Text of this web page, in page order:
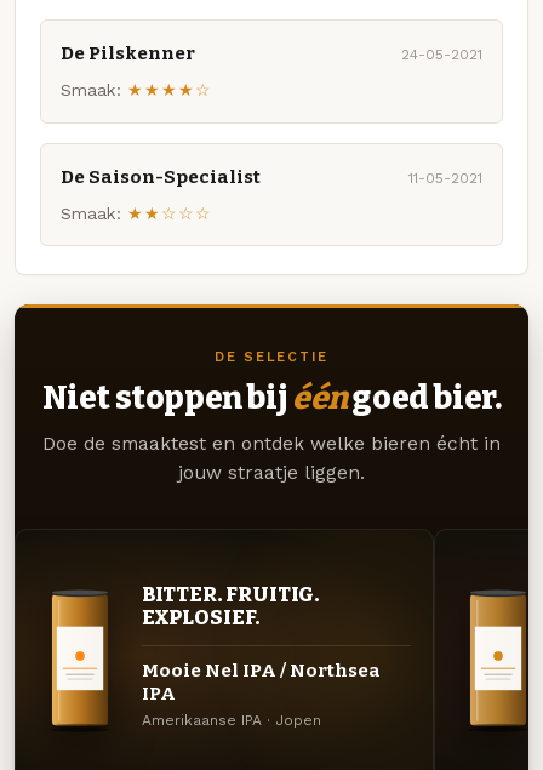
De Pilskenner 24-05-2021
Smaak: ★★★★☆
De Saison-Specialist 11-05-2021
Smaak: ★★☆☆☆
DE SELECTIE
Niet stoppen bij ééngoed bier.
Doe de smaaktest en ontdek welke bieren écht in
jouw straatje liggen.
BITTER. FRUITIG.
EXPLOSIEF.
Mooie Nel IPA / Northsea
IPA
Amerikaanse IPA · Jopen